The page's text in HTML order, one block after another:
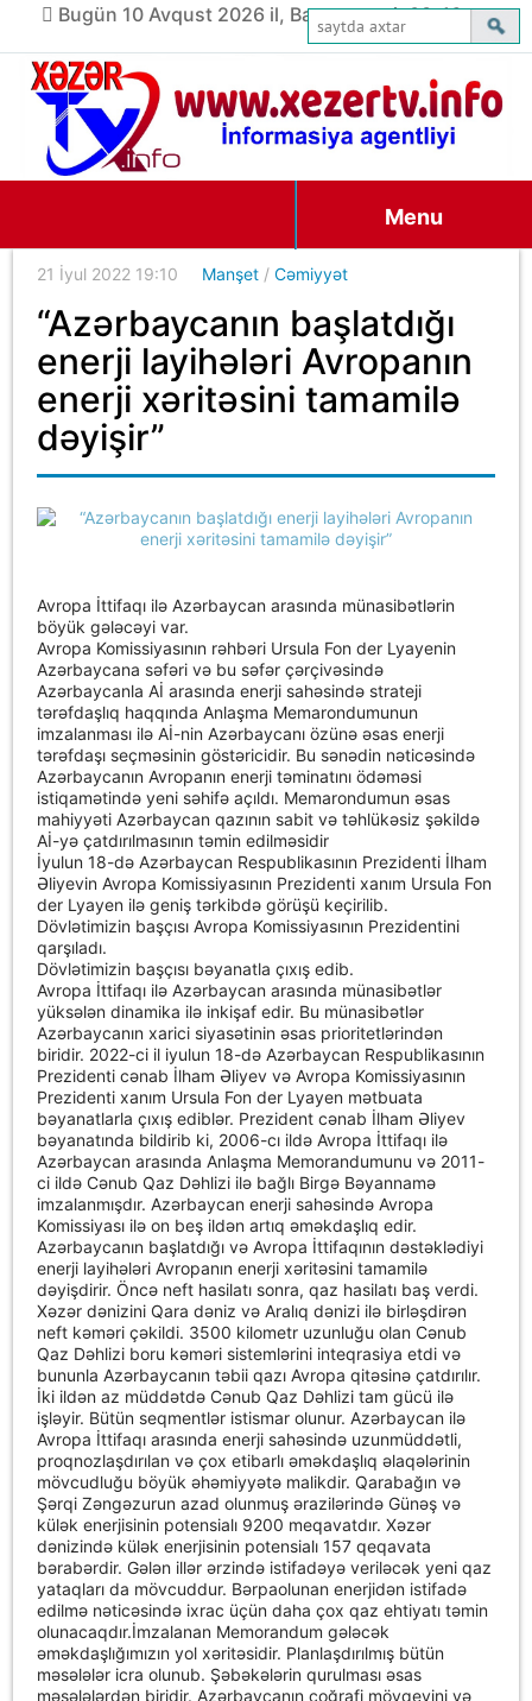
Bugün 10 Avqust 2026 il, Bazar ertəsi, 03:46
Menu
21 İyul 2022 19:10 Manşet /Cəmiyyət
“Azərbaycanın başlatdığı
enerji layihələri Avropanın
enerji xəritəsini tamamilə
dəyişir”
Avropa İttifaqı ilə Azərbaycan arasında münasibətlərin
böyük gələcəyi var.
Avropa Komissiyasının rəhbəri Ursula Fon der Lyayenin
Azərbaycana səfəri və bu səfər çərçivəsində
Azərbaycanla Aİ arasında enerji sahəsində strateji
tərəfdaşlıq haqqında Anlaşma Memarondumunun
imzalanması ilə Aİ-nin Azərbaycanı özünə əsas enerji
tərəfdaşı seçməsinin göstəricidir. Bu sənədin nəticəsində
Azərbaycanın Avropanın enerji təminatını ödəməsi
istiqamətində yeni səhifə açıldı. Memarondumun əsas
mahiyyəti Azərbaycan qazının sabit və təhlükəsiz şəkildə
Aİ-yə çatdırılmasının təmin edilməsidir
İyulun 18-də Azərbaycan Respublikasının Prezidenti İlham
Əliyevin Avropa Komissiyasının Prezidenti xanım Ursula Fon
der Lyayen ilə geniş tərkibdə görüşü keçirilib.
Dövlətimizin başçısı Avropa Komissiyasının Prezidentini
qarşıladı.
Dövlətimizin başçısı bəyanatla çıxış edib.
Avropa İttifaqı ilə Azərbaycan arasında münasibətlər
yüksələn dinamika ilə inkişaf edir. Bu münasibətlər
Azərbaycanın xarici siyasətinin əsas prioritetlərindən
biridir. 2022-ci il iyulun 18-də Azərbaycan Respublikasının
Prezidenti cənab İlham Əliyev və Avropa Komissiyasının
Prezidenti xanım Ursula Fon der Lyayen mətbuata
bəyanatlarla çıxış ediblər. Prezident cənab İlham Əliyev
bəyanatında bildirib ki, 2006-cı ildə Avropa İttifaqı ilə
Azərbaycan arasında Anlaşma Memorandumunu və 2011-
ci ildə Cənub Qaz Dəhlizi ilə bağlı Birgə Bəyannamə
imzalanmışdır. Azərbaycan enerji sahəsində Avropa
Komissiyası ilə on beş ildən artıq əməkdaşlıq edir.
Azərbaycanın başlatdığı və Avropa İttifaqının dəstəklədiyi
enerji layihələri Avropanın enerji xəritəsini tamamilə
dəyişdirir. Öncə neft hasilatı sonra, qaz hasilatı baş verdi.
Xəzər dənizini Qara dəniz və Aralıq dənizi ilə birləşdirən
neft kəməri çəkildi. 3500 kilometr uzunluğu olan Cənub
Qaz Dəhlizi boru kəməri sistemlərini inteqrasiya etdi və
bununla Azərbaycanın təbii qazı Avropa qitəsinə çatdırılır.
İki ildən az müddətdə Cənub Qaz Dəhlizi tam gücü ilə
işləyir. Bütün seqmentlər istismar olunur. Azərbaycan ilə
Avropa İttifaqı arasında enerji sahəsində uzunmüddətli,
proqnozlaşdırılan və çox etibarlı əməkdaşlıq əlaqələrinin
mövcudluğu böyük əhəmiyyətə malikdir. Qarabağın və
Şərqi Zəngəzurun azad olunmuş ərazilərində Günəş və
külək enerjisinin potensialı 9200 meqavatdır. Xəzər
dənizində külək enerjisinin potensialı 157 qeqavata
bərabərdir. Gələn illər ərzində istifadəyə veriləcək yeni qaz
yataqları da mövcuddur. Bərpaolunan enerjidən istifadə
edilmə nəticəsində ixrac üçün daha çox qaz ehtiyatı təmin
olunacaqdır.İmzalanan Memorandum gələcək
əməkdaşlığımızın yol xəritəsidir. Planlaşdırılmış bütün
məsələlər icra olunub. Şəbəkələrin qurulması əsas
məsələlərdən biridir. Azərbaycanın coğrafi mövqeyini və